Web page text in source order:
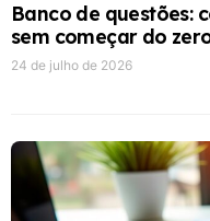
Banco de questões:
sem começar do
24 de julho de 2026